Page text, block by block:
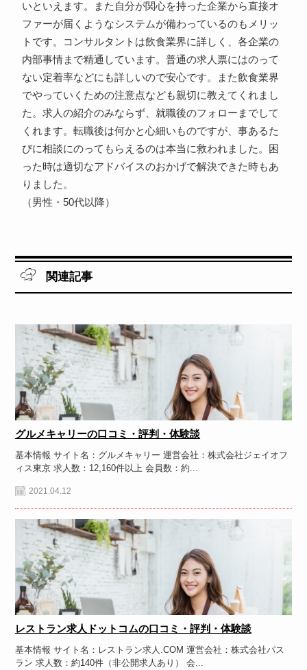
いといえます。また自分が関心を持った企業から直接オ
ファーが届くようなシステムが備わっているのもメリッ
トです。コンサルタントは飲食業界に詳しく、各企業の
内部事情まで精通しています。普通の求人票にはのって
ない定着率などにも詳しいので安心です。また飲食業界
でやっていくための注意点なども親切に教えてくれまし
た。求人の紹介のみならず、就職後のフォローまでして
くれます。転職後は何かと心細いものですが、事あるた
びに相談にのってもらえるのは本当に救われました。困
った時は適切なアドバイスのおかげで解決できた時もあ
りました。
（男性・50代以降）
関連記事
グルメキャリーの口コミ・評判・体験談
基本情報 サイト名：グルメキャリー 運営会社：株式会社ジェイオフ
ィス東京 求人数：12,160件以上 会員数：約...
2021.04.12
レストラン求人ドットコムの口コミ・評判・体験談
基本情報 サイト名：レストラン求人.COM 運営会社：株式会社パス
ラン 求人数：約140件（非公開求人あり） 会...